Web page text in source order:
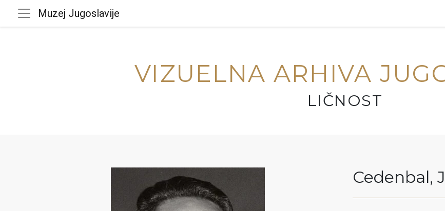
Muzej Jugoslavije
VIZUELNA ARHIVA
LIČNOST
Cedenbal,